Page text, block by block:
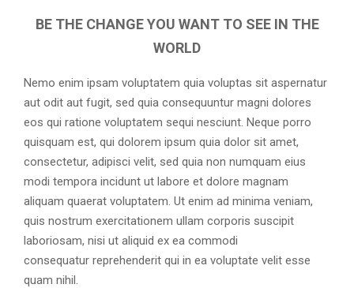
BE THE CHANGE YOU WANT TO SEE IN THE
WORLD
Nemo enim ipsam voluptatem quia voluptas sit aspernatur
aut odit aut fugit, sed quia consequuntur magni dolores
eos qui ratione voluptatem sequi nesciunt. Neque porro
quisquam est, qui dolorem ipsum quia dolor sit amet,
consectetur, adipisci velit, sed quia non numquam eius
modi tempora incidunt ut labore et dolore magnam
aliquam quaerat voluptatem. Ut enim ad minima veniam,
quis nostrum exercitationem ullam corporis suscipit
laboriosam, nisi ut aliquid ex ea commodi
consequatur reprehenderit qui in ea voluptate velit esse
quam nihil.